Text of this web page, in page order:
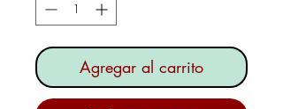
Agregar al carrito